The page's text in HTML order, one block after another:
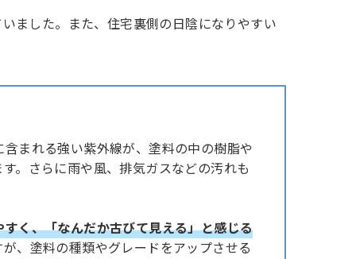
ました。また、住宅裏側の日陰になりやすい
含まれる強い紫外線が、塗料の中の樹脂や
。さらに雨や風、排気ガスなどの汚れも
く、「なんだか古びて見える」と感じる
、塗料の種類やグレードをアップさせる